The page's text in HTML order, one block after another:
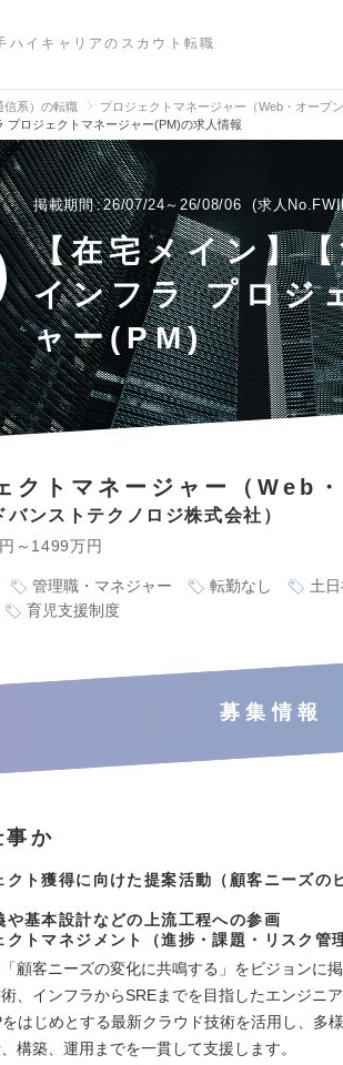
ハイキャリアのスカウト転職
信系）の転職
プロジェクトマネージャー（Web・オープ
プロジェクトマネージャー(PM)の求人情報
掲載期間 26/07/24～26/08/06 求人
【在宅メイン】
インフラ プロジ
ャー(PM)
クトマネージャー（Web・
バンストテクノロジ株式会社
～1499万円
管理職・マネジャー 転勤なし 土
育児支援制度
募集情報
事か
クト獲得に向けた提案活動（顧客ニーズの
や基本設計などの上流工程への参画
クトマネジメント（進捗・課題・リスク管
顧客ニーズの変化に共鳴する」をビジョンに
、インフラからSREまでを目指したエンジニ
はじめとする最新クラウド技術を活用し、多
構築、運用までを一貫して支援します。